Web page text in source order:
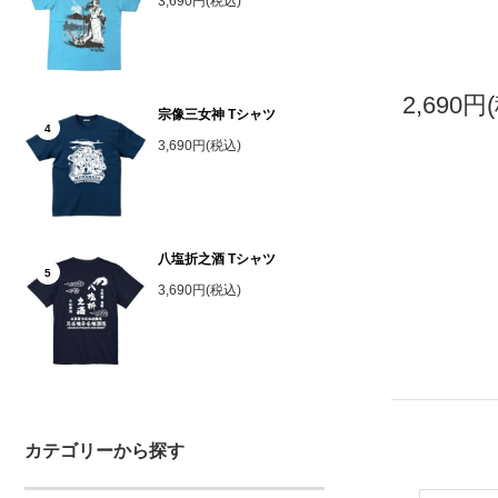
4
宗像三女神 Tシャツ
3,690円(税込)
5
八塩折之酒 Tシャツ
3,690円(税込)
カテゴリーから探す
2,690円